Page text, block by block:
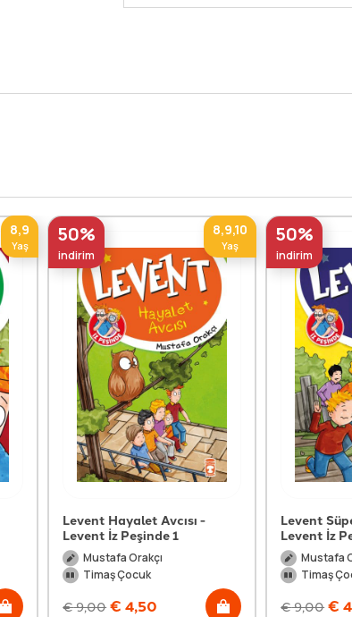
8,9
Yaş 50%
indirim
8,9,10
Yaş
Levent Hayalet Avcısı -
Levent İz Peşinde 1
Mustafa Orakçı
Timaş Çocuk
€9,00 € 4,50
50%
indirim
Levent
Levent İz
Mustafa
Timaş
€9,00 €